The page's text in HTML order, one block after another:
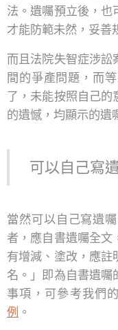
法。遺囑預立後，也
才能防範未然，妥善
而且法院失智症涉訟
間的爭產問題，而
了，未能按照自己的
的遺憾，均顯示的遺
可以自己寫
當然可以自己寫遺
者，應自書遺囑全文
有增減、塗改，應註
名。」即為自書遺囑
事項，可參考我們
例 。